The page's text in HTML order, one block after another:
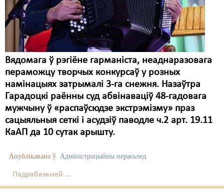
Вядомага ў рэгіёне гарманіста, неаднаразовага
пераможцу творчых конкурсаў у розных
намінацыях затрымалі 3-га снежня. Назаўтра
Гарадоцкі раённы суд абвінаваціў 48-гадовага
мужчыну ў «распаўсюдзе экстрэмізму» праз
сацыяльныя сеткі і асудзіў паводле ч.2 арт. 19.11
КаАП да 10 сутак арышту.
Апублікавана ў Адміністрацыйны перасьлед
Падрабязьней ...
Правы працоўных
Сацыяльныя правы